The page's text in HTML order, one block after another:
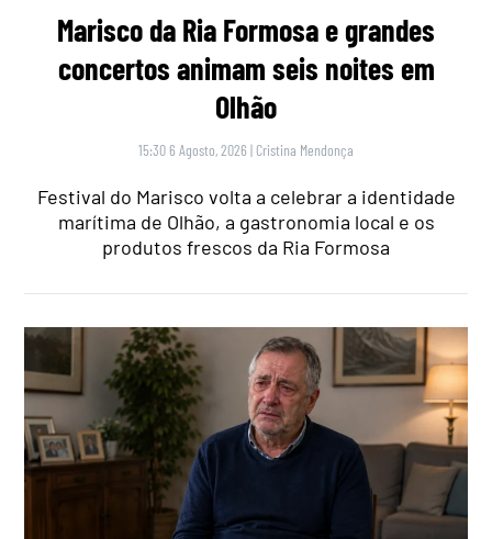
Marisco da Ria Formosa e grandes
concertos animam seis noites em
Olhão
15:30 6 Agosto, 2026 | Cristina Mendonça
Festival do Marisco volta a celebrar a identidade
marítima de Olhão, a gastronomia local e os
produtos frescos da Ria Formosa